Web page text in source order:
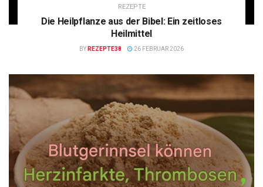
REZEPTE
Die Heilpflanze aus der Bibel: Ein zeitloses
Heilmittel
BY REZEPTE38 26 FEBRUAR 2026